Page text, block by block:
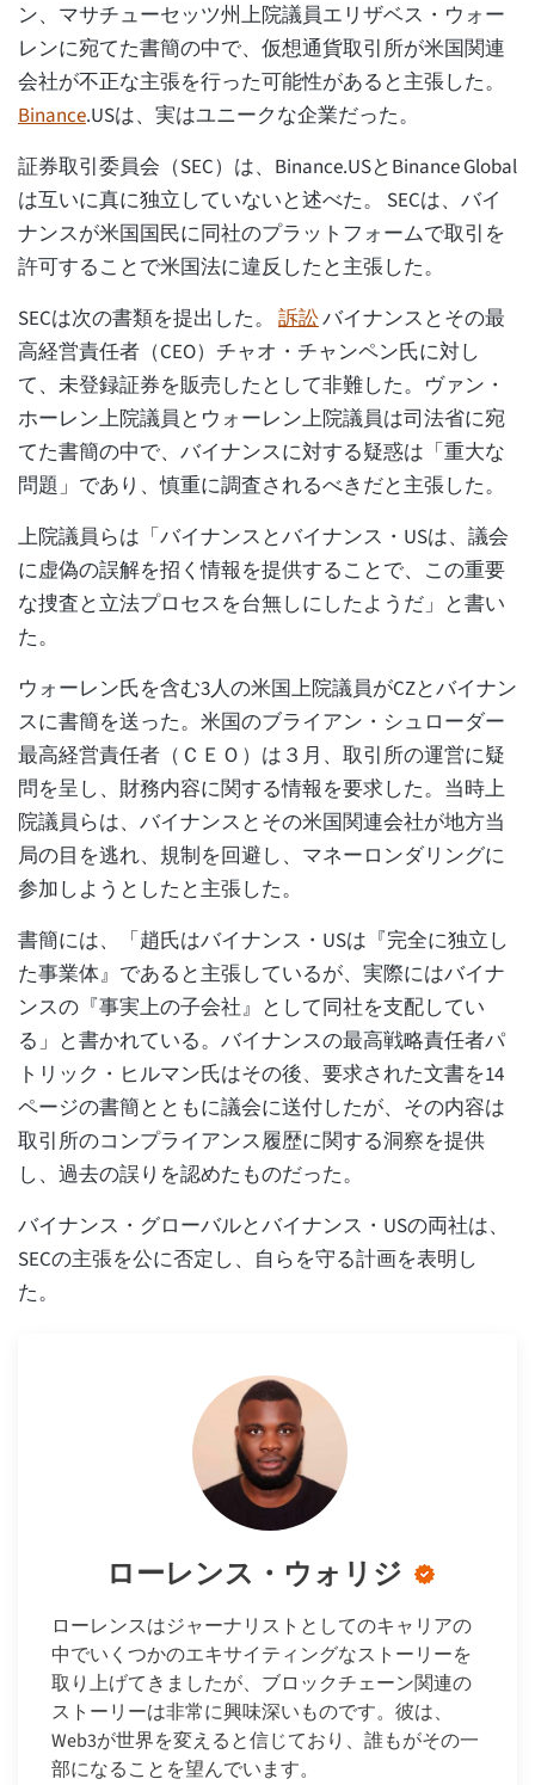
ン、マサチューセッツ州上院議員エリザベス・ウォー
レンに宛てた書簡の中で、仮想通貨取引所が米国関連
会社が不正な主張を行った可能性があると主張した。
Binance.USは、実はユニークな企業だった。
証券取引委員会（SEC）は、Binance.USとBinance Global
は互いに真に独立していないと述べた。 SECは、バイ
ナンスが米国国民に同社のプラットフォームで取引を
許可することで米国法に違反したと主張した。
SECは次の書類を提出した。 訴訟バイナンスとその最
高経営責任者（CEO）チャオ・チャンペン氏に対し
て、未登録証券を販売したとして非難した。ヴァン・
ホーレン上院議員とウォーレン上院議員は司法省に宛
てた書簡の中で、バイナンスに対する疑惑は「重大な
問題」であり、慎重に調査されるべきだと主張した。
上院議員らは「バイナンスとバイナンス・USは、議会
に虚偽の誤解を招く情報を提供することで、この重要
な捜査と立法プロセスを台無しにしたようだ」と書い
た。
ウォーレン氏を含む3人の米国上院議員がCZとバイナン
スに書簡を送った。米国のブライアン・シュローダー
最高経営責任者（ＣＥＯ）は３月、取引所の運営に疑
問を呈し、財務内容に関する情報を要求した。当時上
院議員らは、バイナンスとその米国関連会社が地方当
局の目を逃れ、規制を回避し、マネーロンダリングに
参加しようとしたと主張した。
書簡には、「趙氏はバイナンス・USは『完全に独立し
た事業体』であると主張しているが、実際にはバイナ
ンスの『事実上の子会社』として同社を支配してい
る」と書かれている。バイナンスの最高戦略責任者パ
トリック・ヒルマン氏はその後、要求された文書を14
ページの書簡とともに議会に送付したが、その内容は
取引所のコンプライアンス履歴に関する洞察を提供
し、過去の誤りを認めたものだった。
バイナンス・グローバルとバイナンス・USの両社は、
SECの主張を公に否定し、自らを守る計画を表明し
た。
ローレンス・ウォリジ
ローレンスはジャーナリストとしてのキャリアの
中でいくつかのエキサイティングなストーリーを
取り上げてきましたが、ブロックチェーン関連の
ストーリーは非常に興味深いものです。彼は、
Web3が世界を変えると信じており、誰もがその一
部になることを望んでいます。